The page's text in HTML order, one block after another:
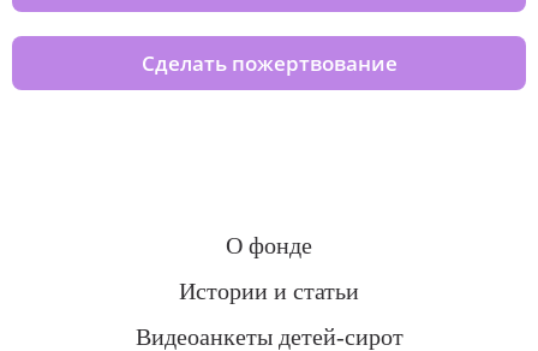
Сделать пожертвование
О фонде
Истории и статьи
Видеоанкеты детей-сирот